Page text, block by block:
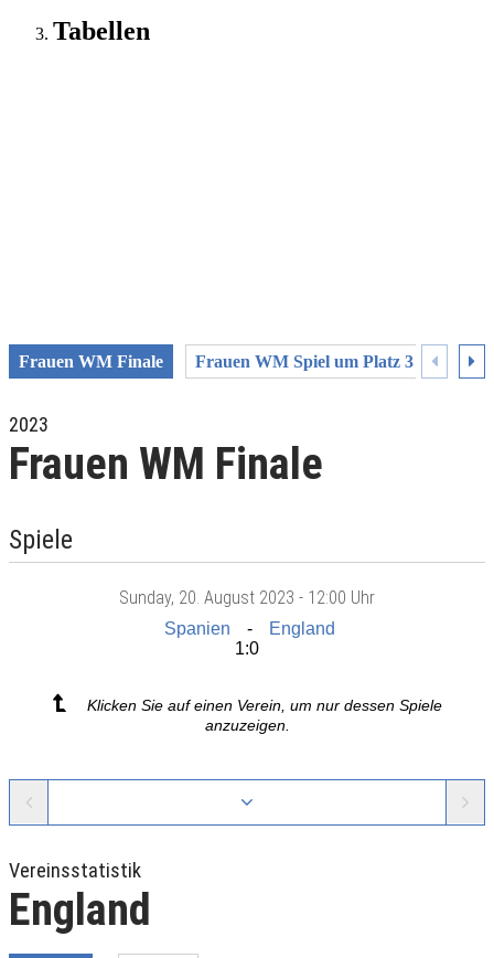
Tabellen
Frauen WM Finale Frauen WM Spiel um Platz 3
2023
Frauen WM Finale
Spiele
Sunday, 20. August 2023 - 12:00 Uhr
Spanien
England
1:0
Klicken Sie auf einen Verein, um nur dessen Spiele
anzuzeigen.
Vereinsstatistik
England